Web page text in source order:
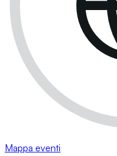
Mappa eventi